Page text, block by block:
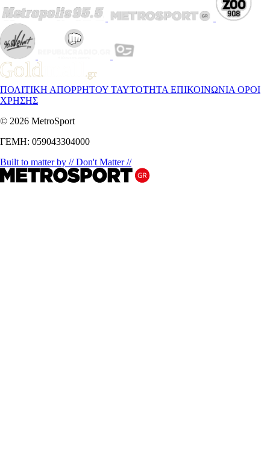
ΠΟΛΙΤΙΚΗ ΑΠΟΡΡΗΤΟΥ ΤΑΥΤΟΤΗΤΑ ΕΠΙΚΟΙΝΩΝΙΑ ΟΡΟΙ
ΧΡΗΣΗΣ
© 2026 MetroSport
ΓΕΜΗ: 059043304000
Built to matter by // Don't Matter //